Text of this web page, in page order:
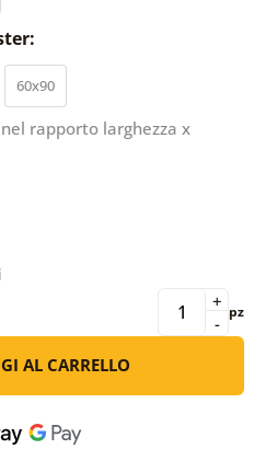
60x90
rapporto larghezza x
-
+ pz
AL CARRELLO